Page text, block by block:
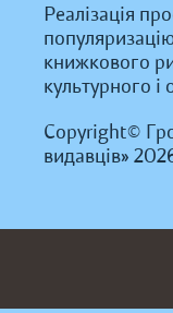
Реалізація
книжкового
культурного і
Copyright©
видавців»